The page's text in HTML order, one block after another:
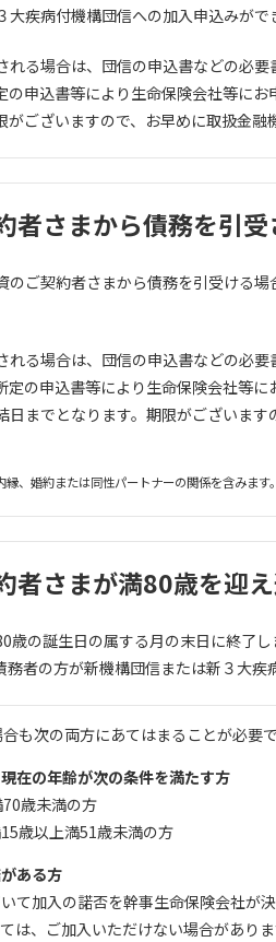
疾病付機構団信への加入申込みがで
れる場合は、団信の申込書などの必
の申込書等により生命保険会社等に
ございますので、お早めに取扱金融
さまから債務を引受
のご契約者さまから債務を引受ける
れる場合は、団信の申込書などの必
定の申込書等により生命保険会社等に
までとなります。期限がございま
婚約または同性パートナーの関係を含みます
さまが満80歳を迎
の誕生日の属する月の末日に終了し
者の方が新機構団信または新３大疾
も次の両方にあてはまることが必要で
在の年齢が次の条件を満たす方
歳未満の方
歳以上満51歳未満の方
ある方
て加入の諾否を幹事生命保険会社が決
は、ご加入いただけない場合がありま